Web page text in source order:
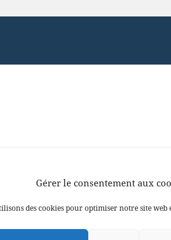
Gérer le consentement aux
des cookies pour optimiser notre site web